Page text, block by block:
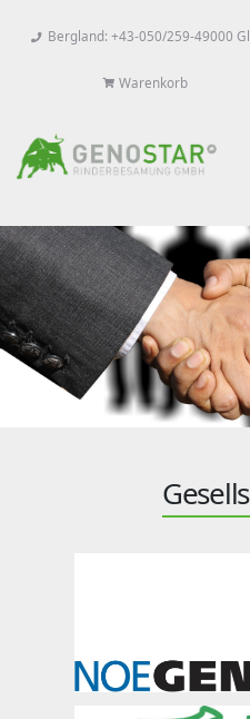
Bergland: +43-050/259-49000
Warenkorb